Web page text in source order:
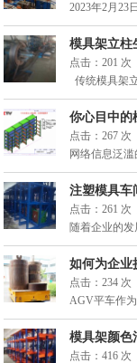
2023年2月23
模具架立柱
点击：201 次
传统模具架
你心目中的
点击：267 次
网络信息泛滥
注塑模具车
点击：261 次
随着企业的发
如何为企业
点击：234 次
AGV平车作
模具架颜色
点击：416 次